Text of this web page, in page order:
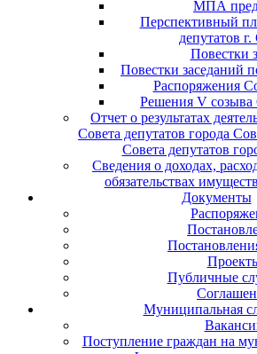
МПА
Перспективный
депутатов
Повестки
Повестки заседаний
Распоряжения
Решения V созыва
Отчет о результатах
Совета депутатов города
Совета депутатов
Сведения о доходах,
обязательствах
Документы
Публичные
Муниципальная
Поступление граждан на